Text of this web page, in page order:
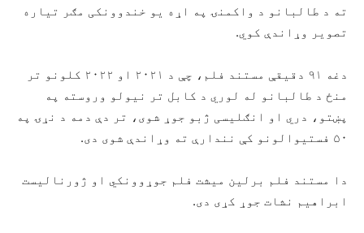
ته د طالبانو د واکمنۍ په اړه یو خندوونکی مګر تیاره
تصویر وړاندې کوي.
دغه ۹۱ دقیقې مستند فلم، چې د ۲۰۲۱ او ۲۰۲۲ کلونو تر
منځ د طالبانو له لوري د کابل تر نیولو وروسته په
پښتو، دري او انګلیسی ژبو جوړ شوی، تر دې دمه د نړۍ په
۵۰ فستیوالونو کې نندارې ته وړاندې شوی دی.
دا مستند فلم برلین میشت فلم جوړوونکي او ژورنالیست
ابراهیم نشات جوړ کړی دی.